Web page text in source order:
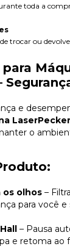
toda a
trocar ou
e
o
os olhos –
para você
– Pausa
e retoma ao